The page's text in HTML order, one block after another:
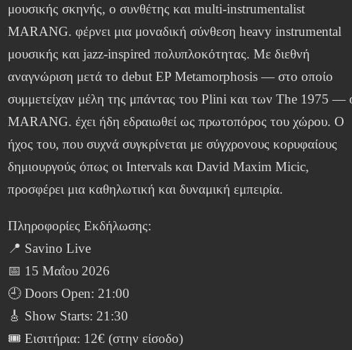
μουσικής σκηνής, ο συνθέτης και multi-instrumentalist
MARANG. φέρνει μια μοναδική σύνθεση heavy instrumental
μουσικής και jazz-inspired πολυπλοκότητας. Με διεθνή
αναγνώριση μετά το debut EP Metamorphosis — στο οποίο
συμμετείχαν μέλη της μπάντας του Plini και των The 1975 —
MARANG. έχει ήδη εδραιωθεί ως πρωτοπόρος του χώρου. Ο
ήχος του, που συχνά συγκρίνεται με σύγχρονους κορυφαίους
δημιουργούς όπως οι Intervals και David Maxim Micic,
προσφέρει μια καθηλωτική και δυναμική εμπειρία.
Πληροφορίες Εκδήλωσης:
📍 Savino Live
📅 15 Μαΐου 2026
🕘 Doors Open: 21:00
🎸 Show Starts: 21:30
🎟 Εισιτήρια: 12€ (στην είσοδο)